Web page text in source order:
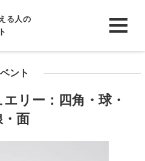
る人の
ント
リー：四角・球・
・面